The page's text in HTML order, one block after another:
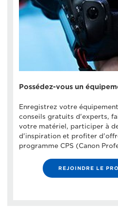
Possédez-vous un
Enregistrez votre
conseils gratuits d'experts,
votre matériel, participer à
d'inspiration et profiter
programme CPS (Canon
REJOINDRE LE